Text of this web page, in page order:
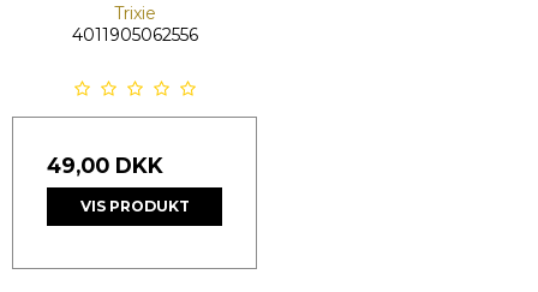
Trixie
4011905062556
49,00 DKK
VIS PRODUKT